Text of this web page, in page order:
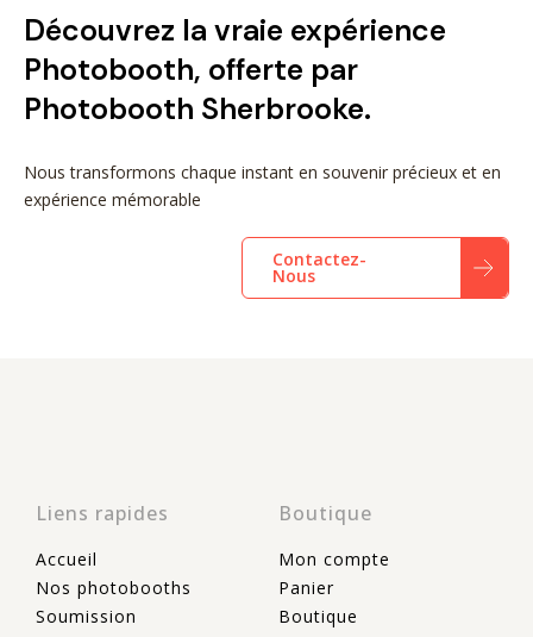
Découvrez la vraie expérience
Photobooth, offerte par
Photobooth Sherbrooke.
Nous transformons chaque instant en souvenir précieux et en
expérience mémorable
Contactez-
Nous
Liens rapides
Accueil
Nos photobooths
Soumission
Boutique
Mon compte
Panier
Boutique